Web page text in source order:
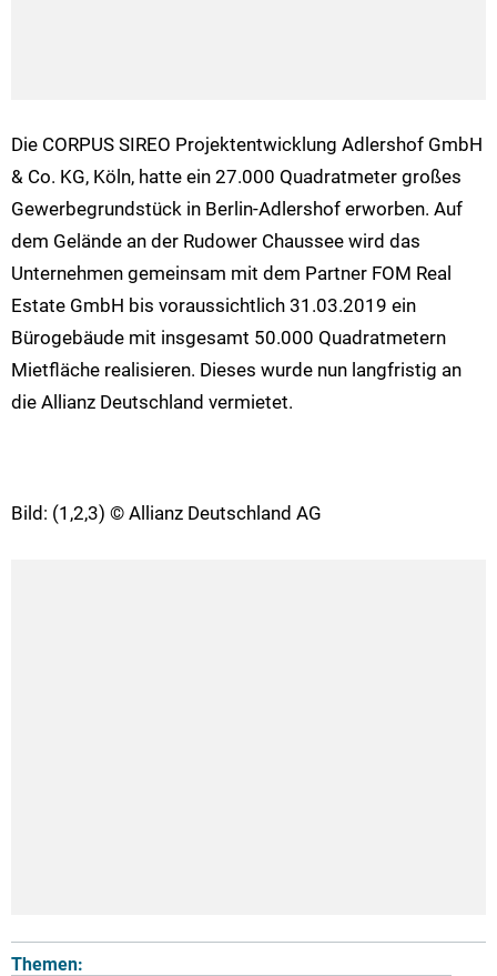
Die CORPUS SIREO Projektentwicklung Adlershof GmbH
& Co. KG, Köln, hatte ein 27.000 Quadratmeter großes
Gewerbegrundstück in Berlin-Adlershof erworben. Auf
dem Gelände an der Rudower Chaussee wird das
Unternehmen gemeinsam mit dem Partner FOM Real
Estate GmbH bis voraussichtlich 31.03.2019 ein
Bürogebäude mit insgesamt 50.000 Quadratmetern
Mietfläche realisieren. Dieses wurde nun langfristig an
die Allianz Deutschland vermietet.
Bild: (1,2,3) © Allianz Deutschland AG
Themen: